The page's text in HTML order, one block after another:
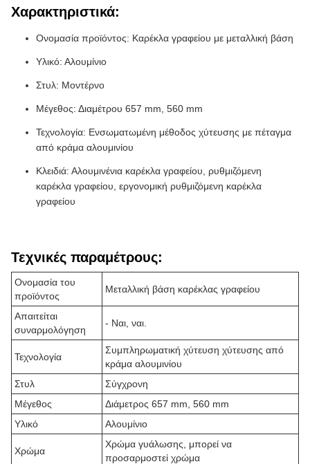
Χαρακτηριστικά:
Ονομασία προϊόντος: Καρέκλα γραφείου με μεταλλική βάση
Υλικό: Αλουμίνιο
Στυλ: Μοντέρνο
Μέγεθος: Διαμέτρου 657 mm, 560 mm
Τεχνολογία: Ενσωματωμένη μέθοδος χύτευσης με πέταγμα
από κράμα αλουμινίου
Κλειδιά: Αλουμινένια καρέκλα γραφείου, ρυθμιζόμενη
καρέκλα γραφείου, εργονομική ρυθμιζόμενη καρέκλα
γραφείου
Τεχνικές παραμέτρους:
Ονομασία του
προϊόντος
Μεταλλική βάση καρέκλας γραφείου
Απαιτείται
συναρμολόγηση
- Ναι, ναι.
Τεχνολογία
Συμπληρωματική χύτευση χύτευσης από
κράμα αλουμινίου
Στυλ
Σύγχρονη
Μέγεθος
Διάμετρος 657 mm, 560 mm
Υλικό
Αλουμίνιο
Χρώμα
Χρώμα γυάλωσης, μπορεί να
προσαρμοστεί χρώμα